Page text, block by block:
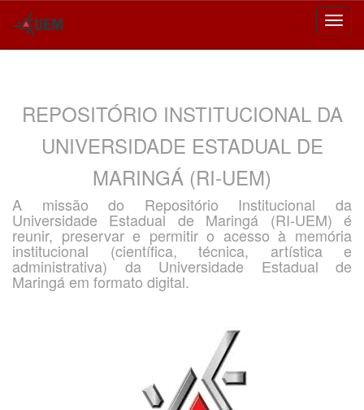
REPOSITÓRIO INSTITUCIONAL DA
UNIVERSIDADE ESTADUAL DE
MARINGÁ (RI-UEM)
A missão do Repositório Institucional da
Universidade Estadual de Maringá (RI-UEM) é
reunir, preservar e permitir o acesso à memória
institucional (científica, técnica, artística e
administrativa) da Universidade Estadual de
Maringá em formato digital.